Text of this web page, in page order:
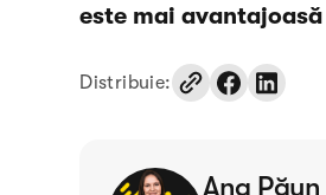
este mai
Distribuie:
Ana Păun